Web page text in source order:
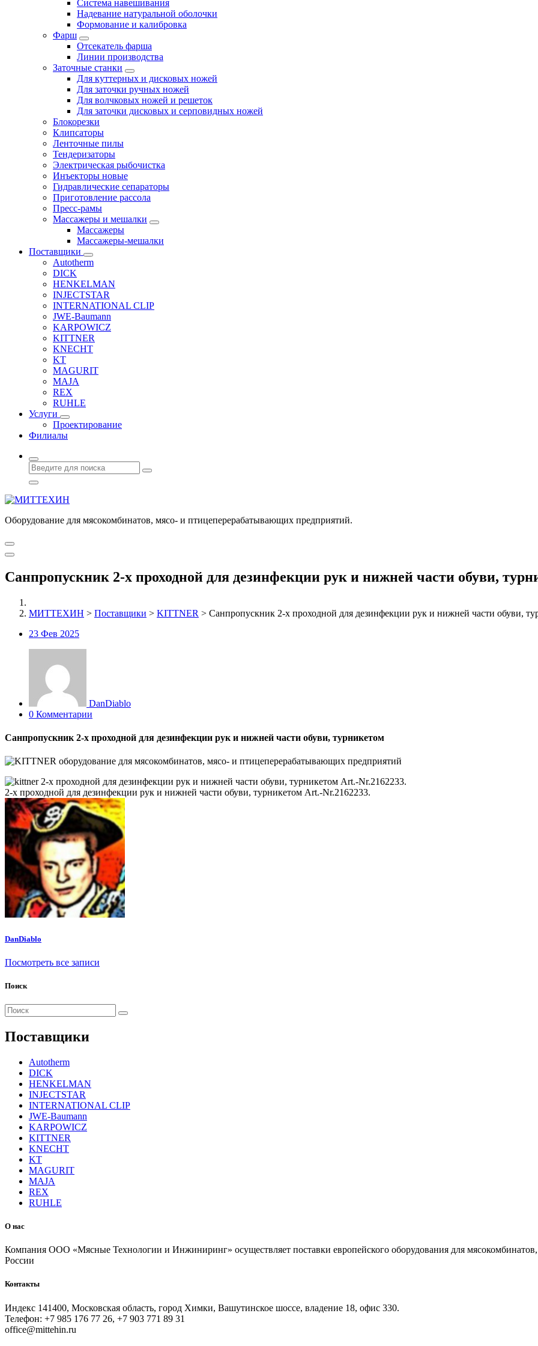
Система навешивания
Надевание натуральной оболочки
Формование и калибровка
Фарш
Отсекатель фарша
Линии производства
Заточные станки
Для куттерных и дисковых ножей
Для заточки ручных ножей
Для волчковых ножей и решеток
Для заточки дисковых и серповидных ножей
Блокорезки
Клипсаторы
Ленточные пилы
Тендеризаторы
Электрическая рыбочистка
Инъекторы новые
Гидравлические сепараторы
Приготовление рассола
Пресс-рамы
Массажеры и мешалки
Массажеры
Массажеры-мешалки
Поставщики
Autotherm
DICK
HENKELMAN
INJECTSTAR
INTERNATIONAL CLIP
JWE-Baumann
KARPOWICZ
KITTNER
KNECHT
KT
MAGURIT
MAJA
REX
RUHLE
Услуги
Проектирование
Филиалы
Оборудование для мясокомбинатов, мясо- и птицеперерабатывающих предприятий.
Санпропускник 2-х проходной для дезинфекции рук и нижней части обуви,
МИТТЕХИН > Поставщики > KITTNER > Санпропускник 2-х проходной для дезинфекции рук и нижней части обуви,
23 Фев 2025
DanDiablo
0 Комментарии
Санпропускник 2-х проходной для дезинфекции рук и нижней части обуви, турникетом
2-х проходной для дезинфекции рук и нижней части обуви, турникетом Art.-Nr.2162233.
DanDiablo
Посмотреть все записи
Поиск
Поиск
для:
Поставщики
Autotherm
DICK
HENKELMAN
INJECTSTAR
INTERNATIONAL CLIP
JWE-Baumann
KARPOWICZ
KITTNER
KNECHT
KT
MAGURIT
MAJA
REX
RUHLE
О нас
Компания ООО «Мясные Технологии и Инжиниринг» осуществляет поставки европейского оборудования для
России
Контакты
Индекс 141400, Московская область, город Химки, Вашутинское шоссе, владение 18, офис 330.
Телефон: +7 985 176 77 26, +7 903 771 89 31
office@mittehin.ru